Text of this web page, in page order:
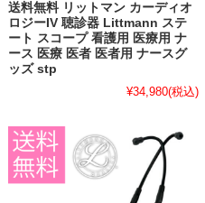
送料無料 リットマン カーディオ
ロジーIV 聴診器 Littmann ステ
ート スコープ 看護用 医療用 ナ
ース 医療 医者 医者用 ナースグ
ッズ stp
¥34,980(税込)